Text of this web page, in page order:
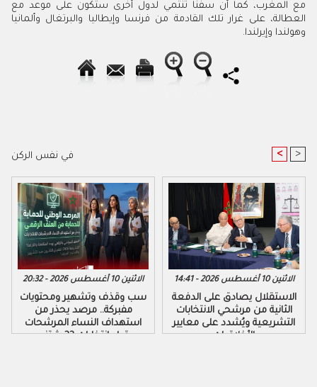
مع المغرب، كما أن سفنا تنتمي لدول أخرى ستكون على موعد مع
العطالة، على غرار تلك القادمة من فرنسا وإيطاليا والبرتغال وألمانيا
وهولندا وإيرلندا.
في نفس الركن < >
الاثنين 10 أغسطس 2026 - 20:32
سب وقذف وتشهير ومحتويات
مفبركة.. مرصد يحذر من
استهداف النساء المرشحات
قبل انتخابات 23 شتنبر
الاثنين 10 أغسطس 2026 - 14:41
الاستقلال يصادق على الدفعة
الثانية من مرشحي الانتخابات
التشريعية ويُشدد على معايير
الأخلاقيات